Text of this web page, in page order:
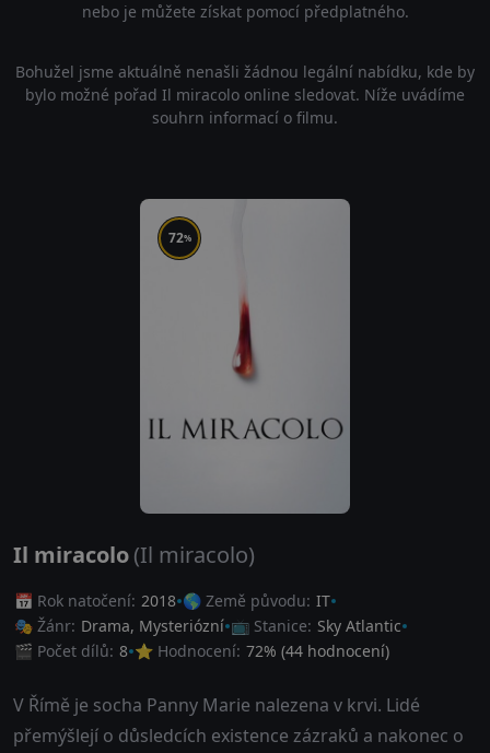
nebo je můžete získat pomocí předplatného.
Bohužel jsme aktuálně nenašli žádnou legální nabídku, kde by
bylo možné pořad Il miracolo online sledovat. Níže uvádíme
souhrn informací o filmu.
72%
Il miracolo(Il miracolo)
📅 Rok natočení: 2018 🌎 Země původu: IT
🎭 Žánr: Drama, Mysteriózní 📺 Stanice: Sky Atlantic
🎬 Počet dílů: 8 ⭐ Hodnocení: 72% (44 hodnocení)
V Římě je socha Panny Marie nalezena v krvi. Lidé
přemýšlejí o důsledcích existence zázraků a nakonec o